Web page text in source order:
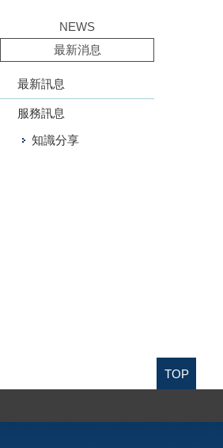
NEWS
最新消息
最新訊息
服務訊息
知識分享
TOP